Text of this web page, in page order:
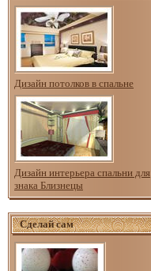
Дизайн потолков в спальне
Дизайн интерьера спальни для
знака Близнецы
Сделай сам